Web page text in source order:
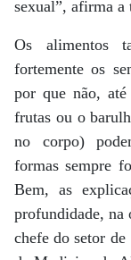
sexual”, afirma a
Os alimentos
fortemente os
por que não,
frutas ou o
no corpo)
formas sempre
Bem, as
profundidade,
chefe do setor